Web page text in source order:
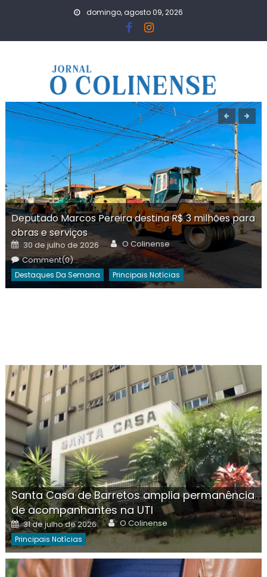
domingo, agosto 09, 2026
Deputado Marcos Pereira destina R$ 3 milhões para
obras e serviços
Posted
on
30 de julho de 2026 Author
O Colinense
Comment(0)
Destaques Da Semana Principais Notícias
Santa Casa de Barretos amplia permanência
de acompanhantes na UTI
Posted
on
31 de julho de 2026 Author
O Colinense
Principais Notícias